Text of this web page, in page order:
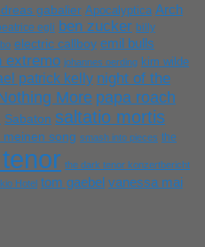
gabalier Apocalyptica Arch
egli ben zucker billy
electric callboy emil bulls
extremo johannes oerding kim wilde
patrick kelly night of the
More papa roach
Sabaton saltatio mortis
meinen song smash into pieces the
the dark tenor konzertbericht
Hotel tom gaebel vanessa mai